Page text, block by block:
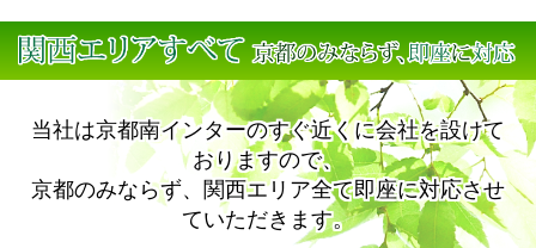
当社は京都南インターのすぐ近くに会社を設けて
おりますので、
京都のみならず、関西エリア全て即座に対応させ
ていただきます。